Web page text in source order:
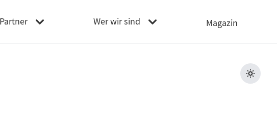
Partner Wer wir sind Magazin